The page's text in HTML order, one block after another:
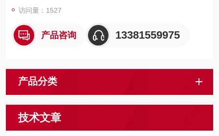
访问量：1527
产品咨询 13381559975
产品分类
技术文章